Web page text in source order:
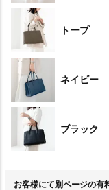
トープ
ネイビー
ブラック
お客様にて別ページの有